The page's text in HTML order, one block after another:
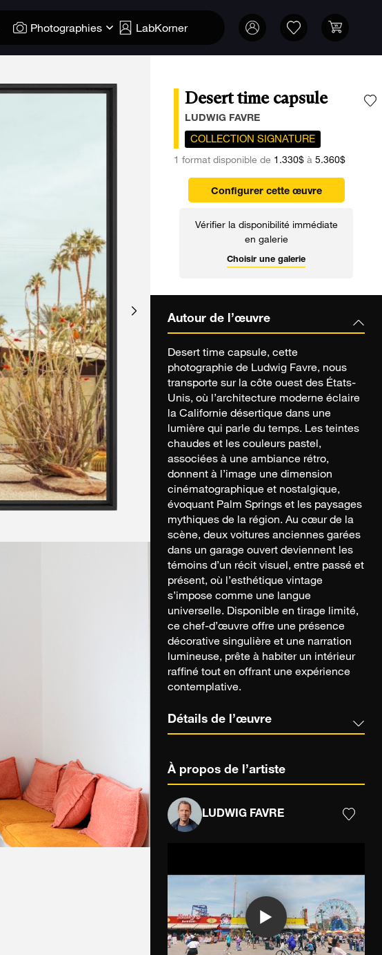
Photographies LabKorner
Desert time capsule
LUDWIG FAVRE
COLLECTION SIGNATURE
1 format disponible de 1.330$à 5.360$
Configurer cette œuvre
Vérifier la disponibilité immédiate
en galerie
Choisir une galerie
Autour de l’œuvre
Desert time capsule, cette
photographie de Ludwig Favre, nous
transporte sur la côte ouest des États-
Unis, où l’architecture moderne éclaire
la Californie désertique dans une
lumière qui parle du temps. Les teintes
chaudes et les couleurs pastel,
associées à une ambiance rétro,
donnent à l’image une dimension
cinématographique et nostalgique,
évoquant Palm Springs et les paysages
mythiques de la région. Au cœur de la
scène, deux voitures anciennes garées
dans un garage ouvert deviennent les
témoins d’un récit visuel, entre passé et
présent, où l’esthétique vintage
s’impose comme une langue
universelle. Disponible en tirage limité,
ce chef-d’œuvre offre une présence
décorative singulière et une narration
lumineuse, prête à habiter un intérieur
raffiné tout en offrant une expérience
contemplative.
Détails de l’œuvre
À propos de l’artiste
LUDWIG FAVRE